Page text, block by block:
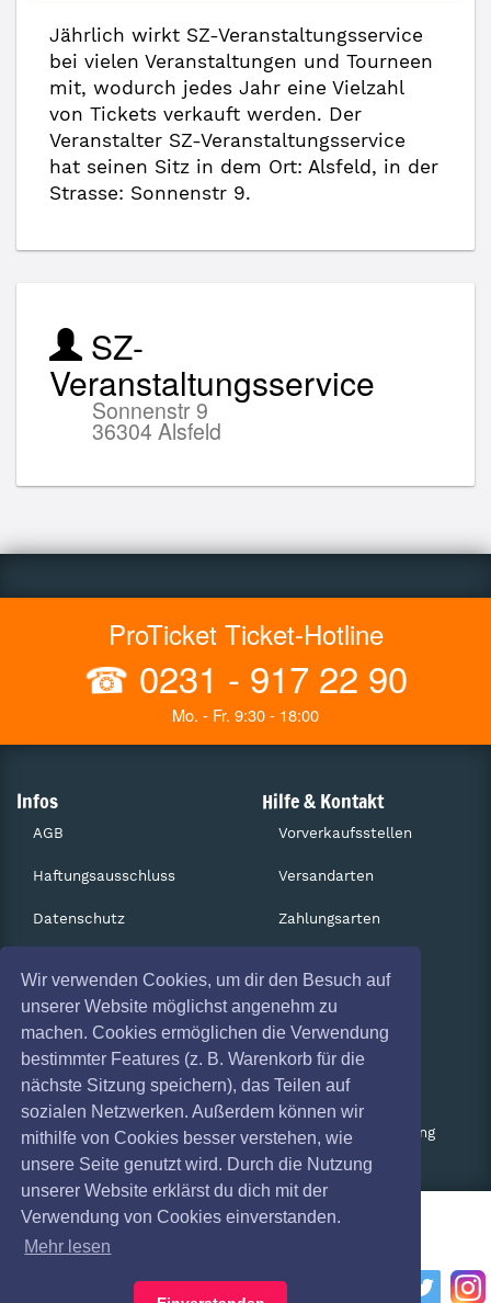
Wir verwenden Cookies, um dir den Besuch auf
unserer Website möglichst angenehm zu
machen. Cookies ermöglichen die Verwendung
bestimmter Features (z. B. Warenkorb für die
nächste Sitzung speichern), das Teilen auf
sozialen Netzwerken. Außerdem können wir
mithilfe von Cookies besser verstehen, wie
unsere Seite genutzt wird. Durch die Nutzung
unserer Website erklärst du dich mit der
Verwendung von Cookies einverstanden.
Mehr lesen
Jährlich wirkt SZ-Veranstaltungsservice
bei vielen Veranstaltungen und Tourneen
mit, wodurch jedes Jahr eine Vielzahl
von Tickets verkauft werden. Der
Veranstalter SZ-Veranstaltungsservice
hat seinen Sitz in dem Ort: Alsfeld, in der
Strasse: Sonnenstr 9.
SZ-
Veranstaltungsservice
Sonnenstr 9
36304 Alsfeld
ProTicket Ticket-Hotline
☎ 0231 - 917 22 90
Mo. - Fr. 9:30 - 18:00
Infos
AGB
Haftungsausschluss
Datenschutz
Impressum
Coronavirus (COVID 19)
Hilfe & Kontakt
Vorverkaufsstellen
Versandarten
Zahlungsarten
Services
Gutscheine
Geschäftskunden
Kartenrückgabe
Besucherregistrierung